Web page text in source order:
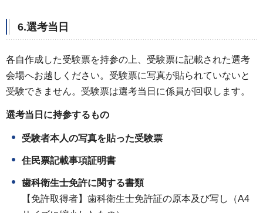
6.選考当日
各自作成した受験票を持参の上、受験票に記載された選考
会場へお越しください。受験票に写真が貼られていないと
受験できません。受験票は選考当日に係員が回収します。
選考当日に持参するもの
受験者本人の写真を貼った受験票
住民票記載事項証明書
歯科衛生士免許に関する書類
【免許取得者】歯科衛生士免許証の原本及び写し（A4